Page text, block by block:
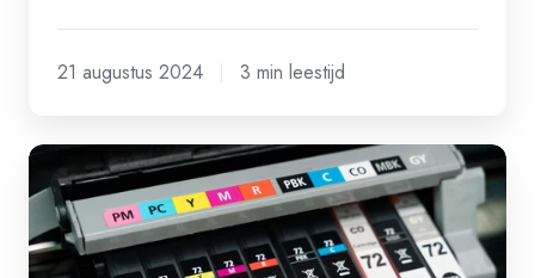
21 augustus 2024 3 min leestijd
De
kracht
van
visualisatie